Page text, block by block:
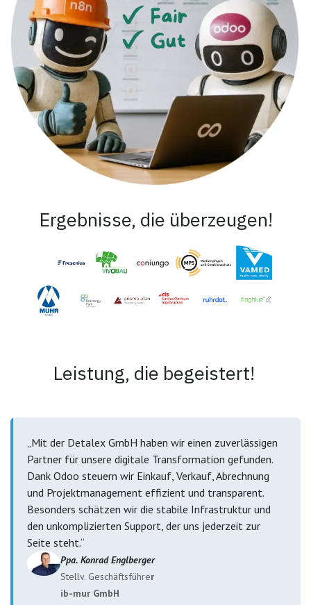
Ergebnisse, die überzeugen!
Leistung, die begeistert!
„Mit der Detalex GmbH haben wir einen zuverlässigen
Partner für unsere digitale Transformation gefunden.
Dank Odoo steuern wir Einkauf, Verkauf, Abrechnung
und Projektmanagement effizient und transparent.
Besonders schätzen wir die stabile Infrastruktur und
den unkomplizierten Support, der uns jederzeit zur
Seite steht.“
Ppa. Konrad Englberger
Stellv. Geschäftsführer
ib-mur GmbH